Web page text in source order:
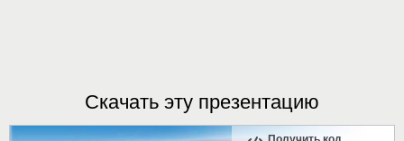
Скачать эту презентацию